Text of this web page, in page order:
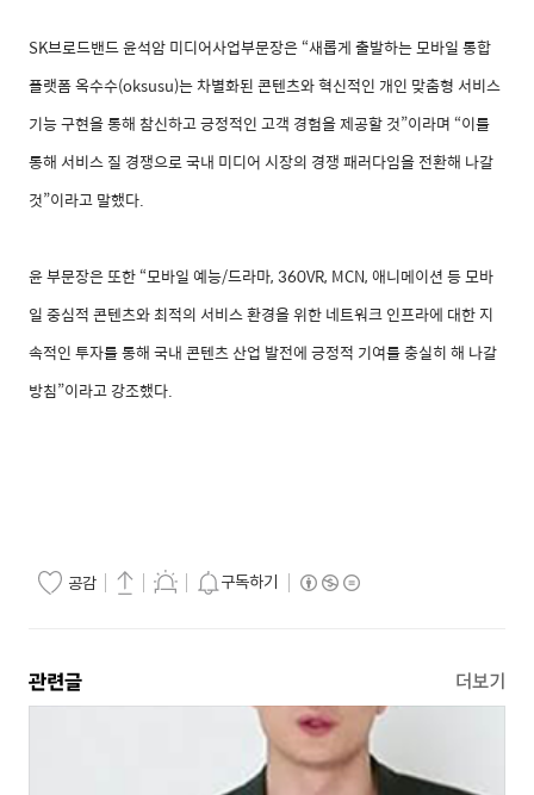
SK브로드밴드 윤석암 미디어사업부문장은 “새롭게 출발하는 모바일 통합
플랫폼 옥수수(oksusu)는 차별화된 콘텐츠와 혁신적인 개인 맞춤형 서비스
기능 구현을 통해 참신하고 긍정적인 고객 경험을 제공할 것”이라며 “이를
통해 서비스 질 경쟁으로 국내 미디어 시장의 경쟁 패러다임을 전환해 나갈
것”이라고 말했다.
윤 부문장은 또한 “모바일 예능/드라마, 360VR, MCN,애니메이션 등 모바
일 중심적 콘텐츠와 최적의 서비스 환경을 위한 네트워크 인프라에 대한 지
속적인 투자를 통해 국내 콘텐츠 산업 발전에 긍정적 기여를 충실히 해 나갈
방침”이라고 강조했다.
공감 구독하기
관련글 더보기